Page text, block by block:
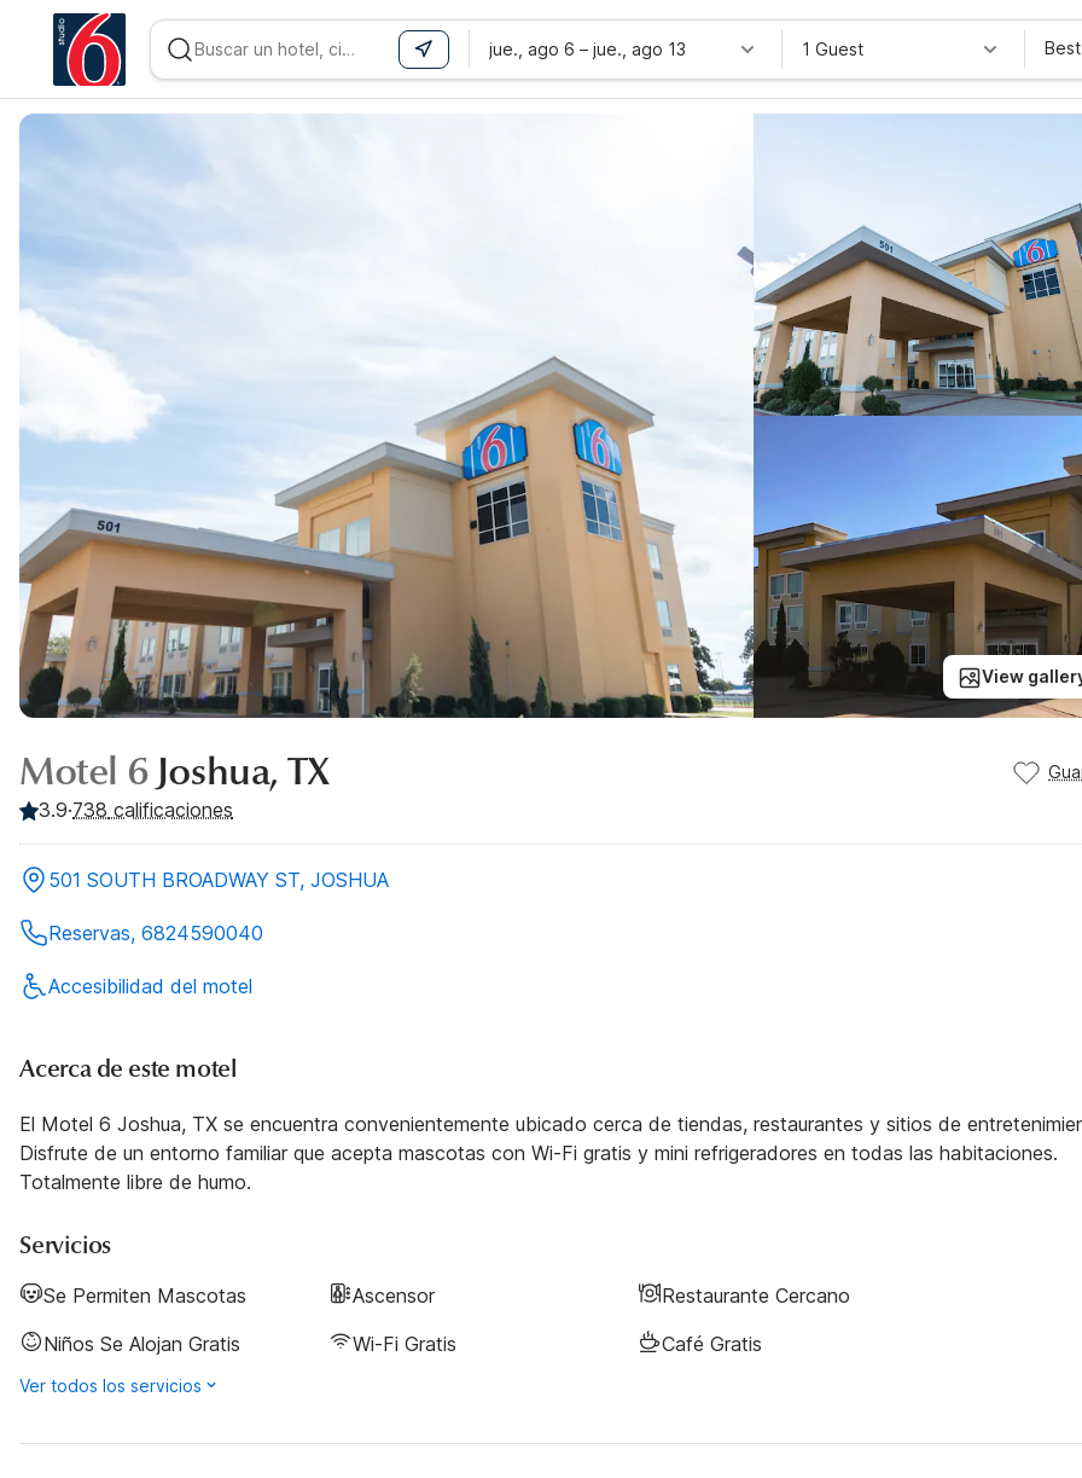
jue., ago 6 – jue., ago 13 1 Guest
View
Motel 6 Joshua, TX
3.9·738 calificaciones
501 SOUTH BROADWAY ST, JOSHUA
Reservas, 6824590040
Accesibilidad del motel
Acerca de este motel
El Motel 6 Joshua, TX se encuentra convenientemente ubicado cerca de tiendas, restaurantes y sitios de
Disfrute de un entorno familiar que acepta mascotas con Wi-Fi gratis y mini refrigeradores en todas las habitaciones.
Totalmente libre de humo.
Servicios
Se Permiten Mascotas Ascensor
Restaurante Cercano
Niños Se Alojan Gratis
Wi-Fi Gratis Café Gratis
Ver todos los servicios